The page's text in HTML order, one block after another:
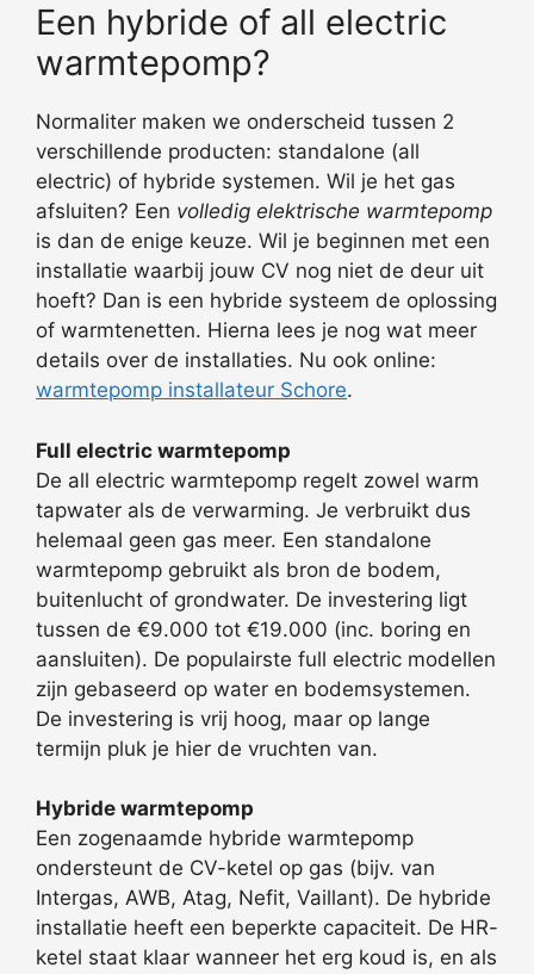
Een hybride of all electric
warmtepomp?
Normaliter maken we onderscheid tussen 2
verschillende producten: standalone (all
electric) of hybride systemen. Wil je het gas
afsluiten? Een volledig elektrische warmtepomp
is dan de enige keuze. Wil je beginnen met een
installatie waarbij jouw CV nog niet de deur uit
hoeft? Dan is een hybride systeem de oplossing
of warmtenetten. Hierna lees je nog wat meer
details over de installaties. Nu ook online:
warmtepomp installateur Schore.
Full electric warmtepomp
De all electric warmtepomp regelt zowel warm
tapwater als de verwarming. Je verbruikt dus
helemaal geen gas meer. Een standalone
warmtepomp gebruikt als bron de bodem,
buitenlucht of grondwater. De investering ligt
tussen de €9.000 tot €19.000 (inc. boring en
aansluiten). De populairste full electric modellen
zijn gebaseerd op water en bodemsystemen.
De investering is vrij hoog, maar op lange
termijn pluk je hier de vruchten van.
Hybride warmtepomp
Een zogenaamde hybride warmtepomp
ondersteunt de CV-ketel op gas (bijv. van
Intergas, AWB, Atag, Nefit, Vaillant). De hybride
installatie heeft een beperkte capaciteit. De HR-
ketel staat klaar wanneer het erg koud is, en als